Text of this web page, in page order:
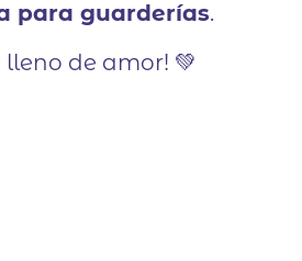
para guarderías.
lleno de amor! 💚